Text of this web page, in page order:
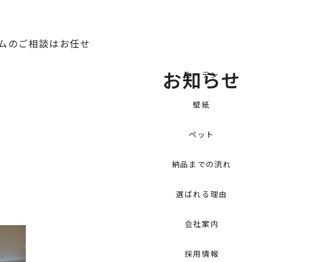
のご相談はお任せ
カーテン
壁紙
ペット
納品までの流れ
選ばれる理由
会社案内
採用情報
お知らせ